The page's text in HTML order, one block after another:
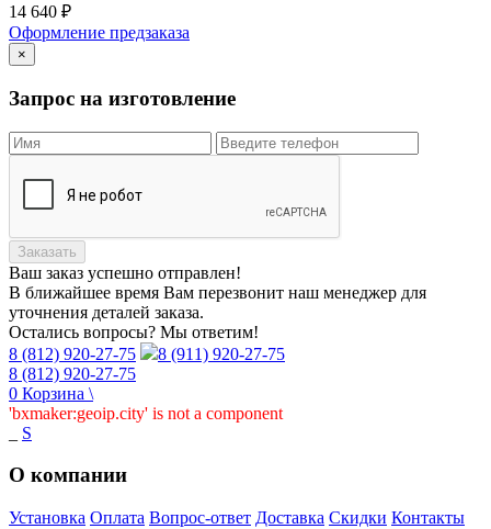
14 640 ₽
Оформление предзаказа
×
Запрос на изготовление
Заказать
Ваш заказ успешно отправлен!
В ближайшее время Вам перезвонит наш менеджер для
уточнения деталей заказа.
Остались вопросы? Мы ответим!
8 (812) 920-27-75
8 (911) 920-27-75
8 (812) 920-27-75
0 Корзина \
'bxmaker:geoip.city' is not a component
S
О компании
Установка Оплата Вопрос-ответ Доставка Скидки Контакты